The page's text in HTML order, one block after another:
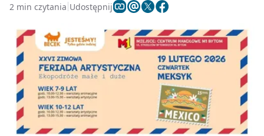
2 min czytania Udostępnij